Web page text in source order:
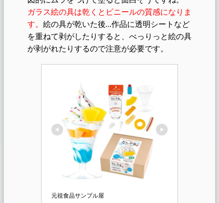
ガラス絵の具は乾くとビニールの質感になりま
す。 絵の具が乾いた後…作品に透明シートなど
を重ねて剥がしたりすると、べっりっと絵の具
が剥がれたりするので注意が必要です。
元祖食品サンプル屋